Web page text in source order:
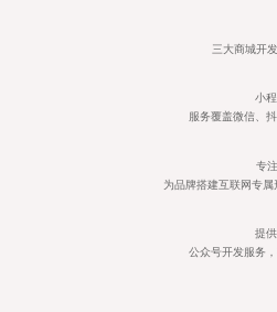
三大商城开
小
服务覆盖微信、
专
为品牌搭建互联网专属
提
公众号开发服务